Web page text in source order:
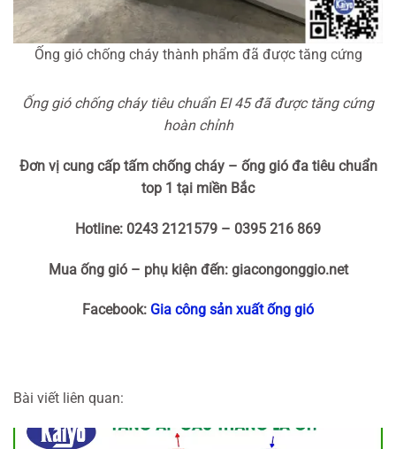
Ống gió chống cháy thành phẩm đã được tăng cứng
Ống gió chống cháy tiêu chuẩn EI 45 đã được tăng cứng
hoàn chỉnh
Đơn vị cung cấp tấm chống cháy – ống gió đa tiêu chuẩn
top 1 tại miền Bắc
Hotline: 0243 2121579 – 0395 216 869
Mua ống gió – phụ kiện đến: giacongonggio.net
Facebook: Gia công sản xuất ống gió
Bài viết liên quan: